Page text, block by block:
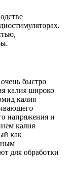
быстро
калия широко
калия
напряжения и
калия
как
для обработки